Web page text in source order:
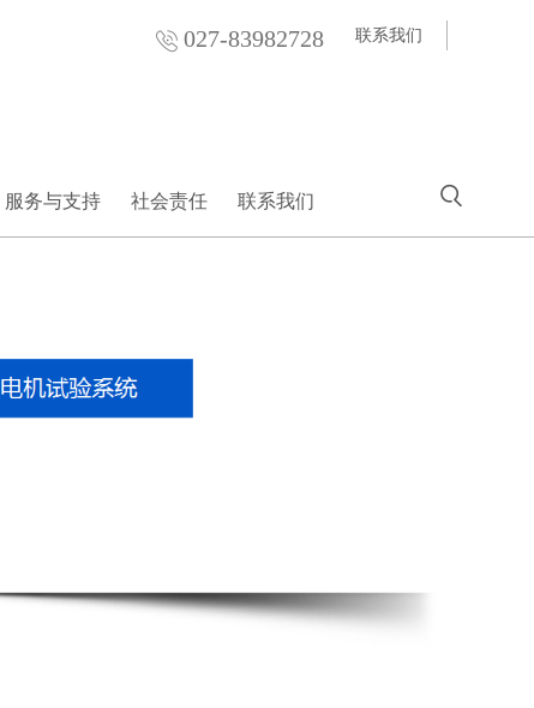
027-83982728 联系我们
服务与支持 社会责任 联系我们